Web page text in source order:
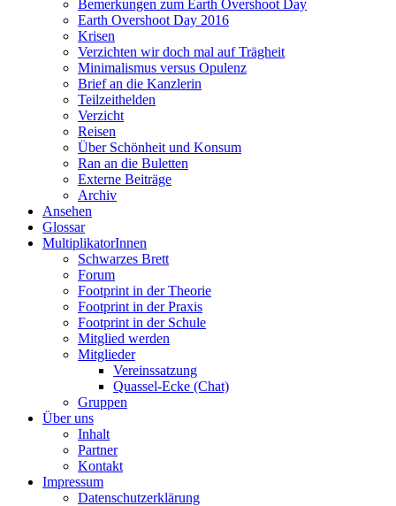
Bemerkungen zum Earth Overshoot Day
Earth Overshoot Day 2016
Krisen
Verzichten wir doch mal auf Trägheit
Minimalismus versus Opulenz
Brief an die Kanzlerin
Teilzeithelden
Verzicht
Reisen
Über Schönheit und Konsum
Ran an die Buletten
Externe Beiträge
Archiv
Ansehen
Glossar
MultiplikatorInnen
Schwarzes Brett
Forum
Footprint in der Theorie
Footprint in der Praxis
Footprint in der Schule
Mitglied werden
Mitglieder
Vereinssatzung
Quassel-Ecke (Chat)
Gruppen
Über uns
Inhalt
Partner
Kontakt
Impressum
Datenschutzerklärung